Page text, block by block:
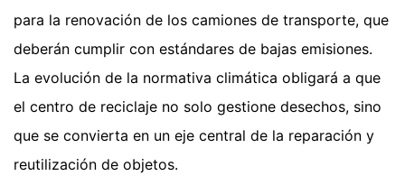
para la renovación de los camiones de transporte, que
deberán cumplir con estándares de bajas emisiones.
La evolución de la normativa climática obligará a que
el centro de reciclaje no solo gestione desechos, sino
que se convierta en un eje central de la reparación y
reutilización de objetos.